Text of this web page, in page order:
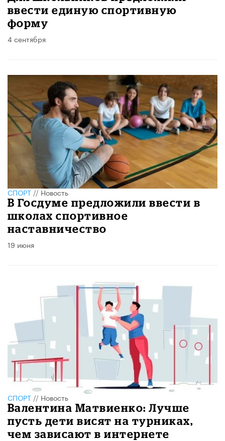
ввести единую спортивную
форму
4 сентября
СПОРТ//Новость
В Госдуме предложили ввести в
школах спортивное
наставничество
19 июня
СПОРТ // Новость
Валентина Матвиенко: Лучше
пусть дети висят на турниках,
чем зависают в интернете